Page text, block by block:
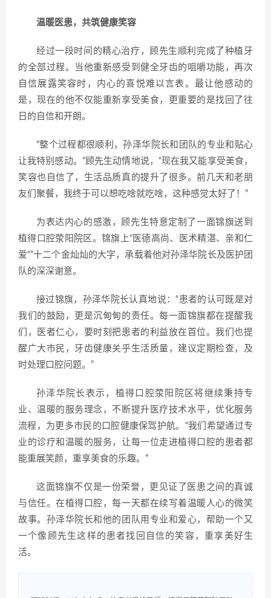
温暖医患，共筑健康笑容
经过一段时间的精心治疗，顾先生顺利完成了种植牙
的全部过程。当他重新感受到健全牙齿的咀嚼功能，再次
自信展露笑容时，内心的喜悦难以言表。最让他感动的
是，现在的他不仅能重新享受美食，更重要的是找回了往
日的自信和开朗。
“整个过程都很顺利，孙泽华院长和团队的专业和贴心
让我特别感动。”顾先生动情地说，“现在我又能享受美食，
笑容也自信了，生活品质真的提升了很多。前几天和老朋
友们聚餐，我终于可以想吃啥就吃啥，这种感觉太好了！”
为表达内心的感激，顾先生特意定制了一面锦旗送到
植得口腔荥阳院区。锦旗上“医德高尚、医术精湛、亲和仁
爱“”十二个金灿灿的大字，承载着他对孙泽华院长及医护团
队的深深谢意。
接过锦旗，孙泽华院长认真地说：“患者的认可既是对
我们的鼓励，更是沉甸甸的责任。每一面锦旗都在提醒我
们，医者仁心，要时刻把患者的利益放在首位。我们也提
醒广大市民，牙齿健康关乎生活质量，建议定期检查，及
时处理口腔问题。”
孙泽华院长表示，植得口腔荥阳院区将继续秉持专
业、温暖的服务理念，不断提升医疗技术水平，优化服务
流程，为更多市民的口腔健康保驾护航。“我们希望通过专
业的诊疗和温暖的服务，让每一位走进植得口腔的患者都
能重展笑颜，重享美食的乐趣。”
这面锦旗不仅是一份荣誉，更见证了医患之间的真诚
与信任。在植得口腔，每一天都在续写着温暖人心的微笑
故事。孙泽华院长和他的团队用专业和爱心，帮助一个又
一个像顾先生这样的患者找回自信的笑容，重享美好生
活。